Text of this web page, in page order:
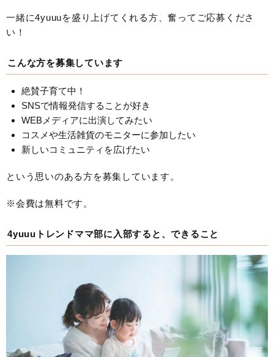
一緒に4yuuuを盛り上げてくれる方、奮ってご応募くださ
い！
こんな方を募集しています
絶賛子育て中！
SNSで情報発信することが好き
WEBメディアに出演してみたい
コスメや生活雑貨のモニターに参加したい
新しいコミュニティを広げたい
という思いのある方を募集しています。
※会費は無料です。
4yuuuトレンドママ部に入部すると、できること